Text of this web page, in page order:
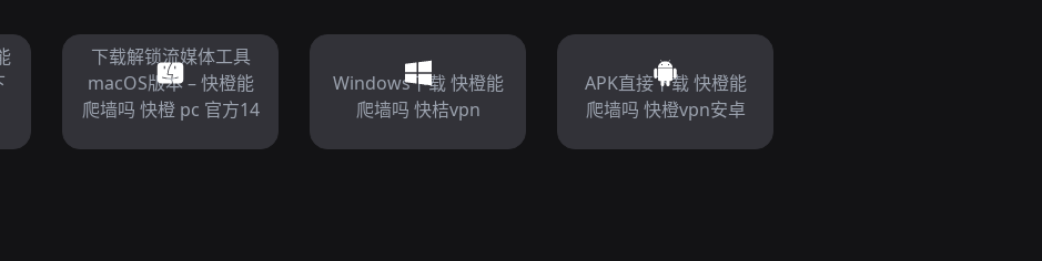
下载解锁流媒体工具
macOS版本 – 快橙能
爬墙吗 快橙 pc 官方14
Windows下载 快橙能
爬墙吗 快桔vpn
APK直接下载 快橙能
爬墙吗 快橙vpn安卓